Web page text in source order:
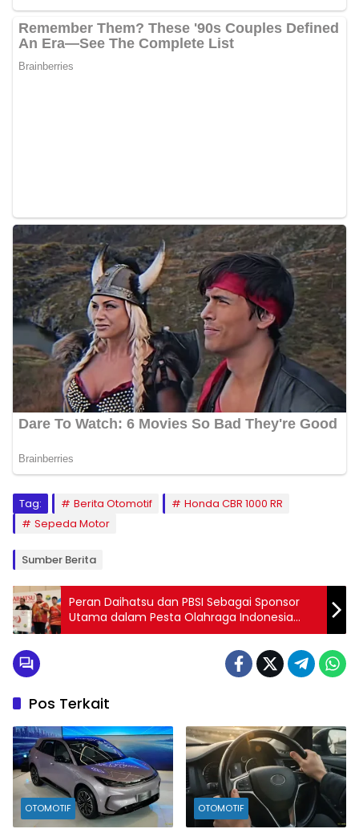
Tag: Berita Otomotif
Honda CBR 1000 RR
Sepeda Motor
Sumber Berita
Peran Daihatsu dan PBSI Sebagai Sponsor
Utama dalam Pesta Olahraga Indonesia
Masters 2024
Pos Terkait
OTOMOTIF OTOMOTIF